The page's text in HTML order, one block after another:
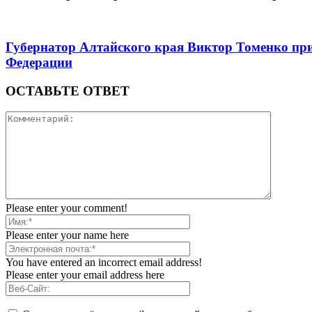
Губернатор Алтайского края Виктор Томенко
Федерации
ОСТАВЬТЕ ОТВЕТ
Please enter your comment!
Please enter your name here
You have entered an incorrect email address!
Please enter your email address here